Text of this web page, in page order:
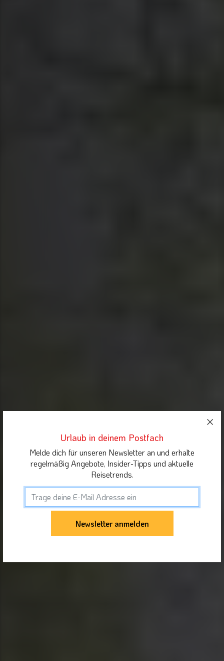
Urlaub in deinem Postfach
Melde dich für unseren Newsletter an und erhalte
regelmäßig Angebote, Insider-Tipps und aktuelle
Reisetrends.